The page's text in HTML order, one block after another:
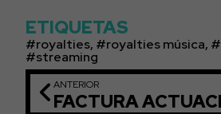
ETIQUETAS
royalties, royalties música,
streaming
ANTERIOR